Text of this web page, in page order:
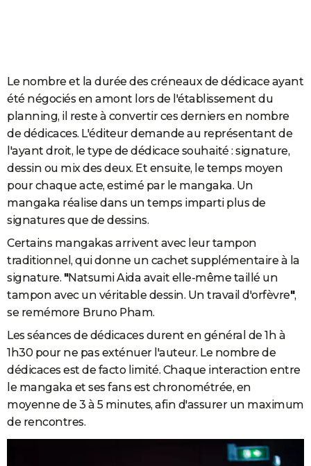
Le nombre et la durée des créneaux de dédicace ayant
été négociés en amont lors de l'établissement du
planning, il reste à convertir ces derniers en nombre
de dédicaces. L'éditeur demande au représentant de
l'ayant droit, le type de dédicace souhaité : signature,
dessin ou mix des deux. Et ensuite, le temps moyen
pour chaque acte, estimé par le mangaka. Un
mangaka réalise dans un temps imparti plus de
signatures que de dessins.
Certains mangakas arrivent avec leur tampon
traditionnel, qui donne un cachet supplémentaire à la
signature. "Natsumi Aida avait elle-même taillé un
tampon avec un véritable dessin. Un travail d'orfèvre",
se remémore Bruno Pham.
Les séances de dédicaces durent en général de 1h à
1h30 pour ne pas exténuer l'auteur. Le nombre de
dédicaces est de facto limité. Chaque interaction entre
le mangaka et ses fans est chronométrée, en
moyenne de 3 à 5 minutes, afin d'assurer un maximum
de rencontres.